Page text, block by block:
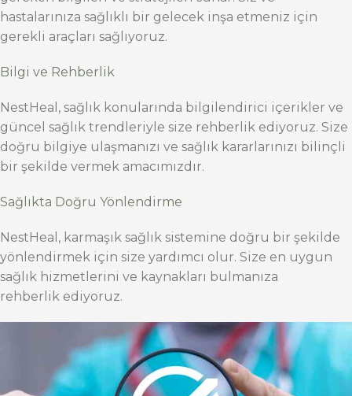
hastalarınıza sağlıklı bir gelecek inşa etmeniz için
gerekli araçları sağlıyoruz.
Bilgi ve Rehberlik
NestHeal, sağlık konularında bilgilendirici içerikler ve
güncel sağlık trendleriyle size rehberlik ediyoruz. Size
doğru bilgiye ulaşmanızı ve sağlık kararlarınızı bilinçli
bir şekilde vermek amacımızdır.
Sağlıkta Doğru Yönlendirme
NestHeal, karmaşık sağlık sistemine doğru bir şekilde
yönlendirmek için size yardımcı olur. Size en uygun
sağlık hizmetlerini ve kaynakları bulmanıza
rehberlik ediyoruz.